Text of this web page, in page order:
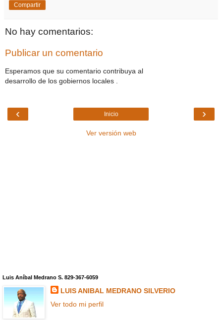
Compartir
No hay comentarios:
Publicar un comentario
Esperamos que su comentario contribuya al
desarrollo de los gobiernos locales .
‹ ›
Inicio
Ver versión web
Luis Aníbal Medrano S. 829-367-6059
LUIS ANIBAL MEDRANO SILVERIO
Ver todo mi perfil